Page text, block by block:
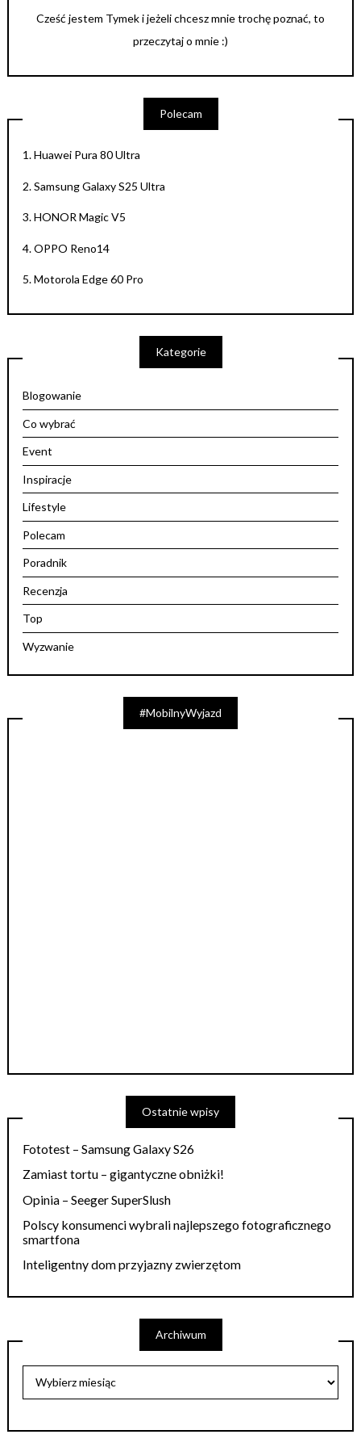
Cześć jestem Tymek i jeżeli chcesz mnie trochę poznać, to
przeczytaj o mnie :)
Polecam
1.Huawei Pura 80 Ultra
2.Samsung Galaxy S25 Ultra
3.HONOR Magic V5
4.OPPO Reno14
5.Motorola Edge 60 Pro
Kategorie
Blogowanie
Co wybrać
Event
Inspiracje
Lifestyle
Polecam
Poradnik
Recenzja
Top
Wyzwanie
#MobilnyWyjazd
Ostatnie wpisy
Fototest – Samsung Galaxy S26
Zamiast tortu – gigantyczne obniżki!
Opinia – Seeger SuperSlush
Polscy konsumenci wybrali najlepszego fotograficznego
smartfona
Inteligentny dom przyjazny zwierzętom
Archiwum